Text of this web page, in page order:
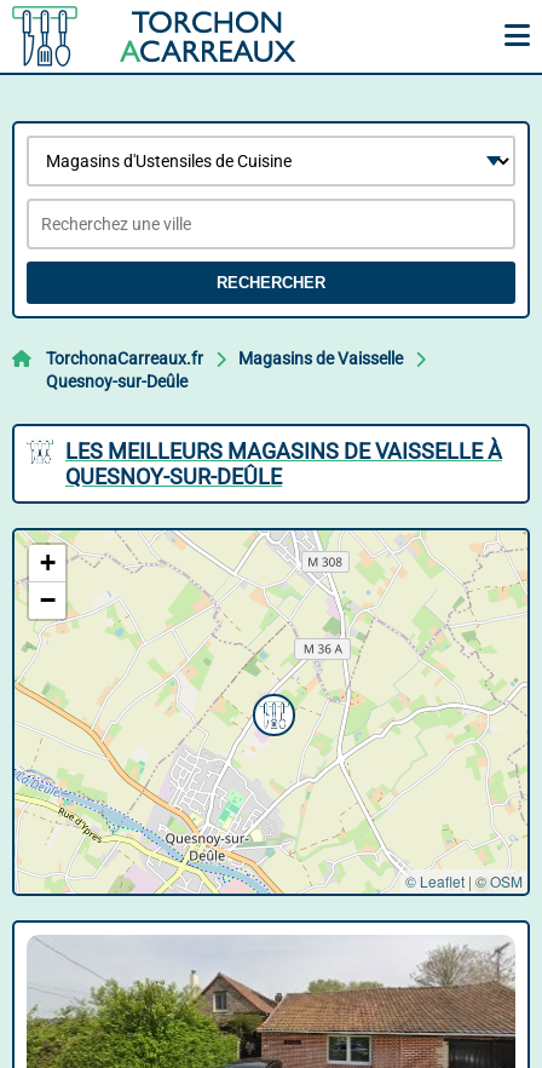
RECHERCHER
TorchonaCarreaux.fr
Magasins de Vaisselle
Quesnoy-sur-Deûle
LES MEILLEURS MAGASINS DE VAISSELLE À
QUESNOY-SUR-DEÛLE
+
−
© Leaflet | ©OSM